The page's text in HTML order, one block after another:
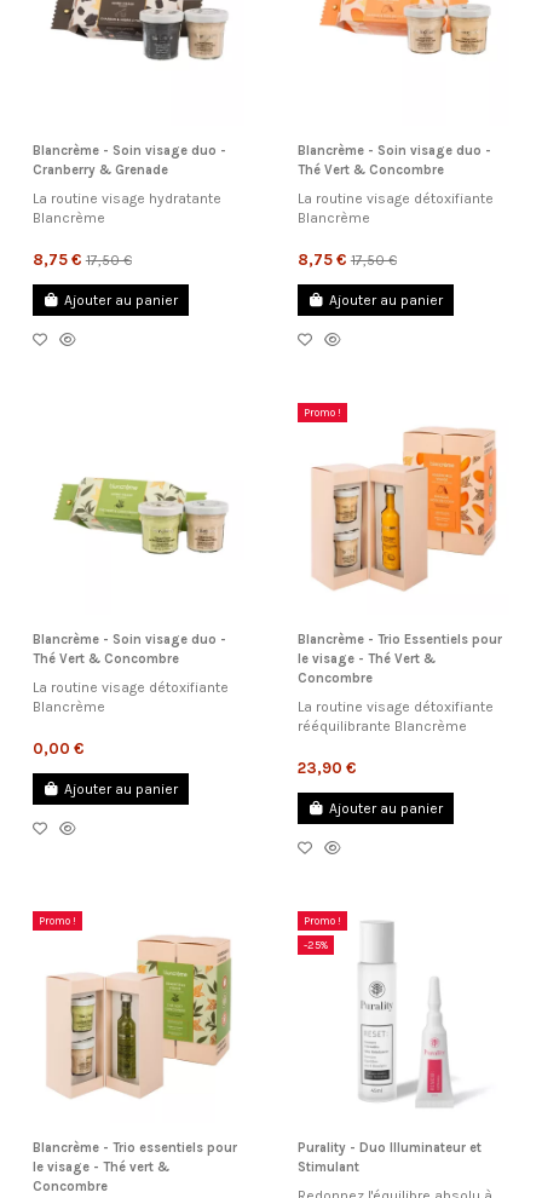
Blancrème - Soin visage duo -
Cranberry & Grenade
La routine visage hydratante
Blancrème
8,75 € 17,50 €
Ajouter au panier
Blancrème - Soin visage duo -
Thé Vert & Concombre
La routine visage détoxifiante
Blancrème
8,75 € 17,50 €
Ajouter au panier
Blancrème - Soin visage duo -
Thé Vert & Concombre
La routine visage détoxifiante
Blancrème
0,00 €
Ajouter au panier
Promo !
Blancrème - Trio Essentiels pour
le visage - Thé Vert &
Concombre
La routine visage détoxifiante
rééquilibrante Blancrème
23,90 €
Ajouter au panier
Promo !
Blancrème - Trio essentiels pour
le visage - Thé vert &
Concombre
Promo !
-25%
Purality - Duo Illuminateur et
Stimulant